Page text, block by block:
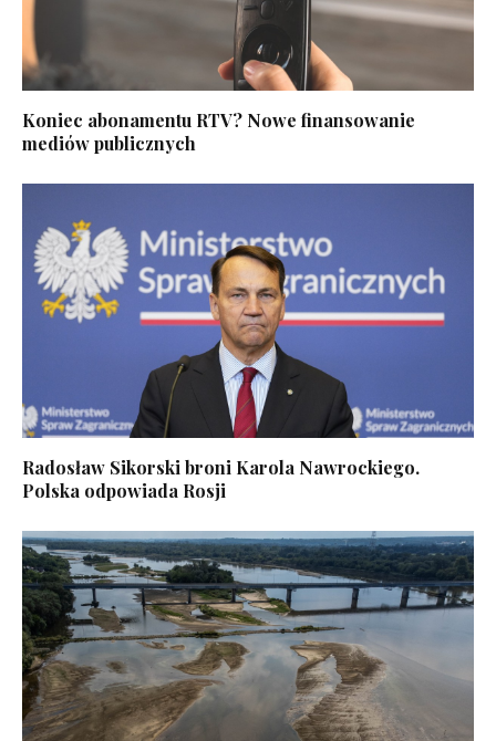
Koniec abonamentu RTV? Nowe finansowanie
mediów publicznych
Radosław Sikorski broni Karola Nawrockiego.
Polska odpowiada Rosji